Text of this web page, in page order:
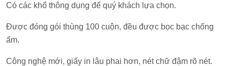
Có các khổ thông dụng để quý khách lựa chọn.
Được đóng gói thùng 100 cuộn, đều được bọc bạc chống
ẩm.
Công nghệ mới, giấy in lâu phai hơn, nét chữ đậm rõ nét.